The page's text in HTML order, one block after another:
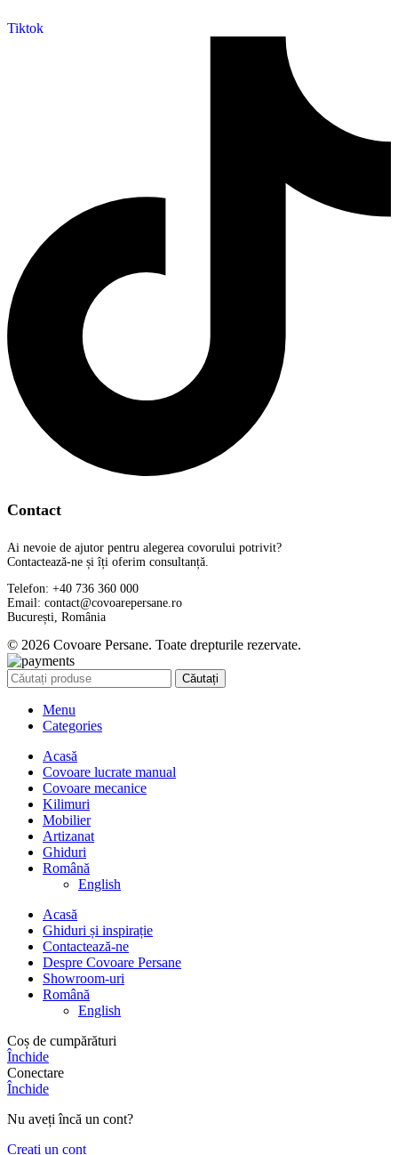
Tiktok
Contact
Ai nevoie de ajutor pentru alegerea covorului potrivit?
Contactează-ne și îți oferim consultanță.
Telefon: +40 736 360 000
Email: contact@covoarepersane.ro
București, România
© 2026 Covoare Persane. Toate drepturile rezervate.
Căutați
Menu
Categories
Acasă
Covoare lucrate manual
Covoare mecanice
Kilimuri
Mobilier
Artizanat
Ghiduri
Română
English
Acasă
Ghiduri și inspirație
Contactează-ne
Despre Covoare Persane
Showroom-uri
Română
English
Coș de cumpărături
Închide
Conectare
Închide
Nu aveți încă un cont?
Creați un cont